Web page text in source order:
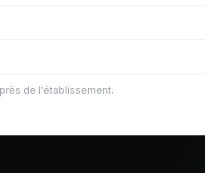
de l'établissement.